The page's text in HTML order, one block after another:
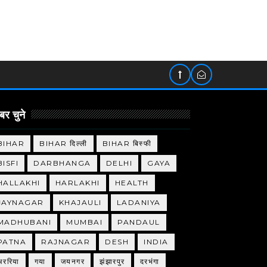
चुने
BIHAR दिल्ली BIHAR बिस्फी
DARBHANGA DELHI GAYA
HARLAKHI HEALTH
KHAJAULI LADANIYA
MUMBAI PANDAUL
RAJNAGAR DESH INDIA
गया जयनगर झंझारपुर दरभंगा